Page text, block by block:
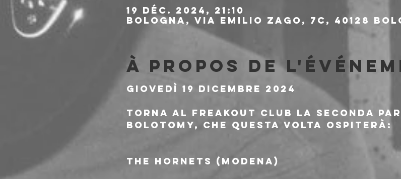
19 déc. 2024, 21:10
Bologna, Via Emilio Zago, 7c, 40128
À propos de
Giovedì 19 Dicembre 2024
Torna al Freakout Club la seconda
BOLOTOMY, che questa volta ospiterà:
THE HORNETS (MODENA)